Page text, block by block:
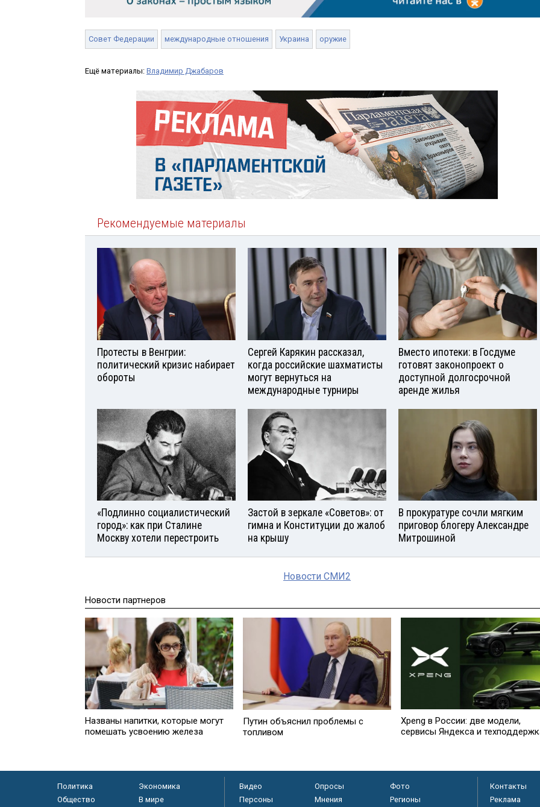
Совет Федерации международные отношения Украина оружие
Ещё материалы: Владимир Джабаров
Рекомендуемые материалы
Протесты в Венгрии:
политический кризис набирает
обороты
Сергей Карякин рассказал,
когда российские шахматисты
могут вернуться на
международные турниры
Вместо ипотеки: в Госдуме
готовят законопроект о
доступной долгосрочной
аренде жилья
«Подлинно социалистический
город»: как при Сталине
Москву хотели перестроить
Застой в зеркале «Советов»: от
гимна и Конституции до жалоб
на крышу
В прокуратуре сочли мягким
приговор блогеру Александре
Митрошиной
Новости СМИ2
Новости партнеров
Названы напитки, которые могут
помешать усвоению железа
Путин объяснил проблемы с
топливом
Xpeng в России: две модели,
сервисы Яндекса и
Политика
Экономика
Общество
В мире
Видео Опросы
Фото
Персоны
Мнения Регионы
Контакты
Реклама